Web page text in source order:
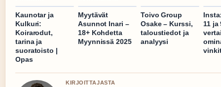
Kaunotar ja
Kulkuri:
Koirarodut,
tarina ja
suoratoisto |
Opas
Myytävät
Asunnot Inari –
18+ Kohdetta
Myynnissä 2025
Toivo Group
Osake – Kurssi,
taloustiedot ja
analyysi
11 ja
KIRJOITTAJASTA